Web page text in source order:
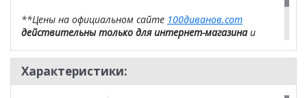
**Цены на официальном сайте 100диванов.com
действительны только для интернет-магазинаи
салонах сети!
Характеристики: